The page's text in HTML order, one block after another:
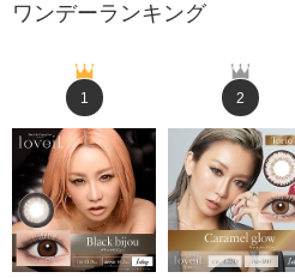
ワンデーランキング
1 2